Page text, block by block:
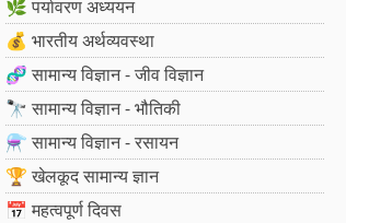
🌿 पर्यावरण अध्ययन
💰 भारतीय अर्थव्यवस्था
🧬 सामान्य विज्ञान - जीव विज्ञान
🔭 सामान्य विज्ञान - भौतिकी
⚗️ सामान्य विज्ञान - रसायन
🏆 खेलकूद सामान्य ज्ञान
📅 महत्वपूर्ण दिवस